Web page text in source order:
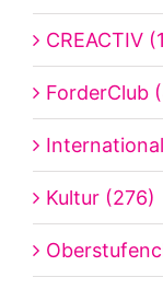
CREACTIV
ForderClub
Kultur (276)